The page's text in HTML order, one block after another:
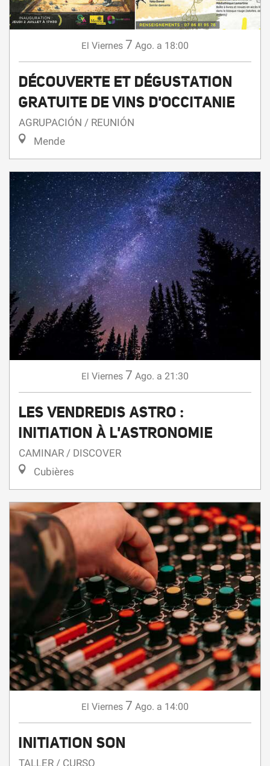
El Viernes 7 Ago. a 18:00
DÉCOUVERTE ET DÉGUSTATION
GRATUITE DE VINS D'OCCITANIE
AGRUPACIÓN / REUNIÓN
Mende
El Viernes 7 Ago. a 21:30
LES VENDREDIS ASTRO :
INITIATION À L'ASTRONOMIE
CAMINAR / DISCOVER
Cubières
El Viernes 7 Ago. a 14:00
INITIATION SON
Allenc